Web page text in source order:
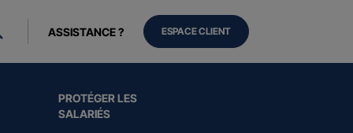
PROTÉGER LES
SALARIÉS
ASSISTANCE ? ESPACE CLIENT